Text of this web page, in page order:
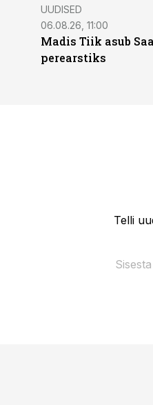
UUDISED
06.08.26, 11:00
Madis Tiik asub
perearstiks
Telli